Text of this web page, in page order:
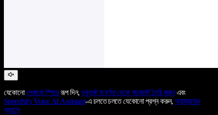
যেকোনোলেখাকে স্পিচেরূপ দিন, ডকুমেন্ট বা বর্ণনা থেকে পডকাস্ট তৈরি করুনএবং
Speechify Voice AI Assistant-এ চলতে চলতে যেকোনো প্রশ্ন করুন,অ্যান্ড্রয়েড
অ্যাপে